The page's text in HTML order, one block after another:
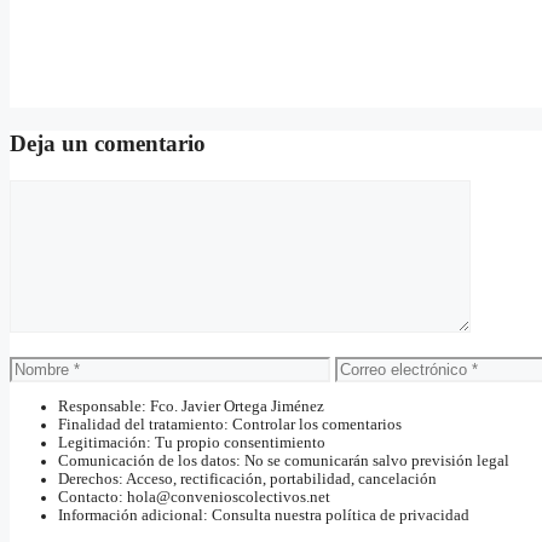
Deja un comentario
Nombre
Correo
electrónico
Responsable: Fco. Javier Ortega Jiménez
Finalidad del tratamiento: Controlar los comentarios
Legitimación: Tu propio consentimiento
Comunicación de los datos: No se comunicarán salvo previsión legal
Derechos: Acceso, rectificación, portabilidad, cancelación
Contacto: hola@convenioscolectivos.net
Información adicional: Consulta nuestra política de privacidad